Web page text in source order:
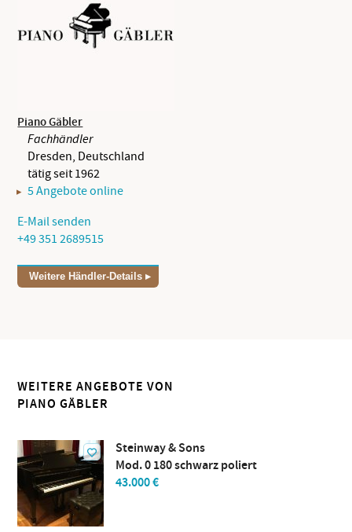
Piano Gäbler
Fachhändler
Dresden, Deutschland
tätig seit 1962
5 Angebote online
E-Mail senden
+49 351 2689515
Weitere Händler-Details
WEITERE ANGEBOTE VON
PIANO GÄBLER
Steinway & Sons
Mod. 0 180 schwarz poliert
43.000 €